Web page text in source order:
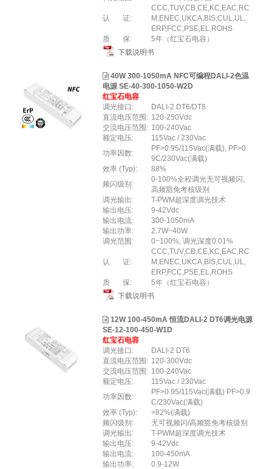
认 证:
CCC,TUV,CB,CE,KC,EAC,RC
M,ENEC,UKCA,BIS,CUL,UL,
ERP,FCC,PSE,EL,ROHS
质 保:
5年（红宝石电容）
下载说明书
40W 300-1050mA NFC可编程DALI-2色温
电源 SE-40-300-1050-W2D
红宝石电容
调光接口:
DALI-2 DT6/DT8
直流电压范围: 120-250Vdc
交流电压范围: 100-240Vac
额定电压:
115Vac / 230Vac
功率因数:
PF>0.95/115Vac(满载), PF>0.
9C/230Vac(满载)
效率 (Typ):
88%
频闪级别:
0-100%全程调光无可视频闪,
高频豁免考核级别
调光输出:
T-PWM超深度调光技术
输出电压:
9-42Vdc
输出电流:
300-1050mA
输出功率:
2.7W~40W
调光范围:
0~100%, 调光深度0.01%
认 证:
CCC,TUV,CB,CE,KC,EAC,RC
M,ENEC,UKCA,BIS,CUL,UL,
ERP,FCC,PSE,EL,ROHS
质 保:
5年（红宝石电容）
下载说明书
12W 100-450mA 恒流DALI-2 DT6调光电源
SE-12-100-450-W1D
红宝石电容
调光接口:
DALI-2 DT6
直流电压范围: 120-300Vdc
交流电压范围: 100-240Vac
额定电压:
115Vac / 230Vac
功率因数:
PF>0.95/115Vac(满载) PF>0.9
C/230Vac(满载)
效率 (Typ):
>82%(满载)
频闪级别:
无可视频闪/高频豁免考核级别
调光输出:
T-PWM超深度调光技术
输出电压:
9-42Vdc
输出电流:
100-450mA
输出功率:
0.9-12W